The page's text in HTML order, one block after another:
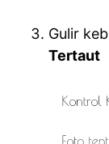
Gulir
Tertaut